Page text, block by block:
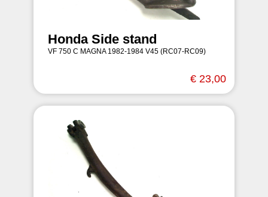
Honda Side stand
VF 750 C MAGNA 1982-1984 V45 (RC07-RC09)
€ 23,00